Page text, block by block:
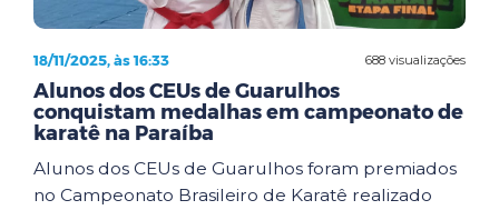
688 visualizações
18/11/2025, às 16:33
Alunos dos CEUs de Guarulhos
conquistam medalhas em campeonato de
karatê na Paraíba
Alunos dos CEUs de Guarulhos foram premiados
no Campeonato Brasileiro de Karatê realizado